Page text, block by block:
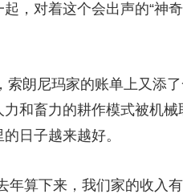
对着这个会出声的“神奇
朗尼玛家的账单上又添
畜力的耕作模式被机械
日子越来越好。
下来，我们家的收入有